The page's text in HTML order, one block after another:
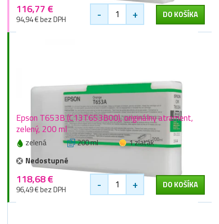
116,77 €
94,94 € bez DPH - + DO KOŠÍKA
Epson T653B (C13T653B00), originálny atrament,
zelený, 200 ml
zelená 200 ml
1 zlaťák
Nedostupné
118,68 €
96,49 € bez DPH - + DO KOŠÍKA